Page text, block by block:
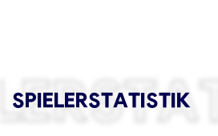
SPIELERSTATISTIK